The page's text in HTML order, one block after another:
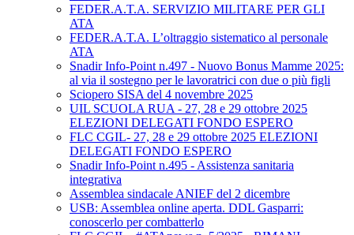
FEDER.A.T.A. SERVIZIO MILITARE PER GLI
ATA
FEDER.A.T.A. L’oltraggio sistematico al personale
ATA
Snadir Info-Point n.497 - Nuovo Bonus Mamme 2025:
al via il sostegno per le lavoratrici con due o più figli
Sciopero SISA del 4 novembre 2025
UIL SCUOLA RUA - 27, 28 e 29 ottobre 2025
ELEZIONI DELEGATI FONDO ESPERO
FLC CGIL- 27, 28 e 29 ottobre 2025 ELEZIONI
DELEGATI FONDO ESPERO
Snadir Info-Point n.495 - Assistenza sanitaria
integrativa
Assemblea sindacale ANIEF del 2 dicembre
USB: Assemblea online aperta. DDL Gasparri:
conoscerlo per combatterlo